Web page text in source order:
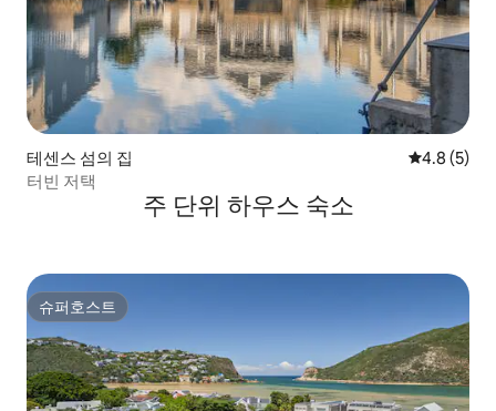
테센스 섬의 집 평점 4.8점
4.8 (5)
터빈 저택
주 단위 하우스 숙소
슈퍼호스트
슈퍼호스트